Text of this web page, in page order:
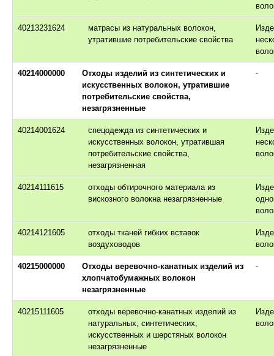
40213231624
матрасы из натуральных волокон,
утратившие потребительские свойства
40214000000
Отходы изделий из синтетических и
искусственных волокон, утратившие
потребительские свойства,
незагрязненные
-
40214001624
спецодежда из синтетических и
искусственных волокон, утратившая
потребительские свойства,
незагрязненная
40214111615
отходы обтирочного материала из
вискозного волокна незагрязненные
40214121605
отходы тканей гибких вставок
воздуховодов
40215000000
Отходы веревочно-канатных изделий из
хлопчатобумажных волокон
незагрязненные
-
40215111605
отходы веревочно-канатных изделий из
натуральных, синтетических,
искусственных и шерстяных волокон
незагрязненные